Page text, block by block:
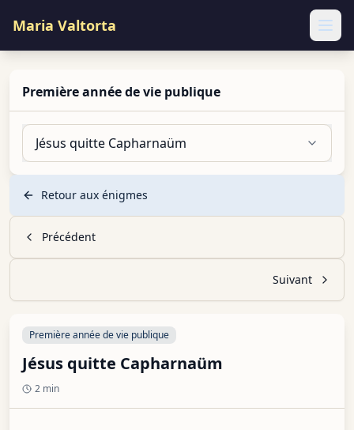
Maria Valtorta
Première année de vie publique
Jésus quitte Capharnaüm
Retour aux énigmes
Précédent
Suivant
Première année de vie publique
Jésus quitte Capharnaüm
2 min